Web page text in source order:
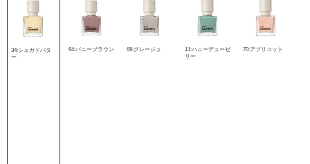
34:シュガドバタ
ー
64:バニーブラウン 68:グレージュ
11:ハニーデューゼ
リー
70:アプリコット